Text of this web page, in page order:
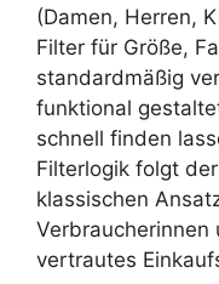
(Damen, Herren,
Filter für Größe,
standardmäßig
funktional
schnell finden
Filterlogik folgt
klassischen
Verbraucherinnen
vertrautes